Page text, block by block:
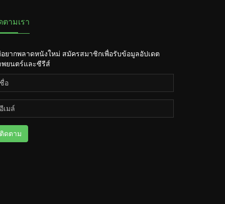
ตามเรา
ยากพลาดหนังใหม่ สมัครสมาชิกเพื่อรับข้อมูลอัปเดต
พยนตร์และซีรีส์
ติดตาม